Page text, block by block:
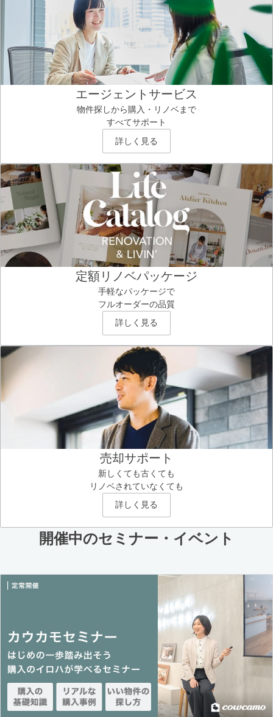
エージェントサービス
物件探しから購入・リノベまで
すべてサポート
詳しく見る
定額リノベパッケージ
手軽なパッケージで
フルオーダーの品質
詳しく見る
売却サポート
新しくても古くても
リノベされていなくても
詳しく見る
開催中のセミナー・イベント